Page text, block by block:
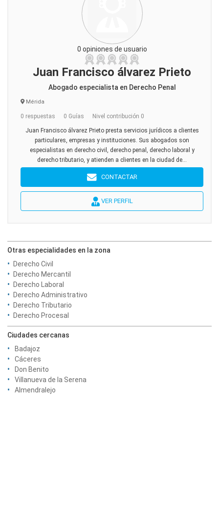
0 opiniones de usuario
Juan Francisco álvarez Prieto
Abogado especialista en Derecho Penal
Mérida
0 respuestas 0 Guías Nivel contribución 0
Juan Francisco álvarez Prieto presta servicios jurídicos a clientes
particulares, empresas y instituciones. Sus abogados son
especialistas en derecho civil, derecho penal, derecho laboral y
derecho tributario, y atienden a clientes en la ciudad de...
CONTACTAR
VER PERFIL
Otras especialidades en la zona
Derecho Civil
Derecho Mercantil
Derecho Laboral
Derecho Administrativo
Derecho Tributario
Derecho Procesal
Ciudades cercanas
Badajoz
Cáceres
Don Benito
Villanueva de la Serena
Almendralejo